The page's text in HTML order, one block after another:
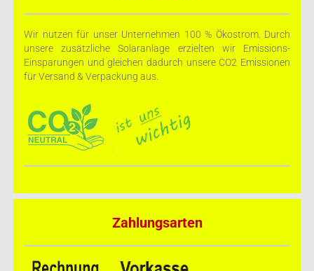
Wir nutzen für unser Unternehmen 100 % Ökostrom. Durch
unsere zusätzliche Solaranlage erzielten wir Emissions-
Einsparungen und gleichen dadurch unsere CO2 Emissionen
für Versand & Verpackung aus.
Zahlungsarten